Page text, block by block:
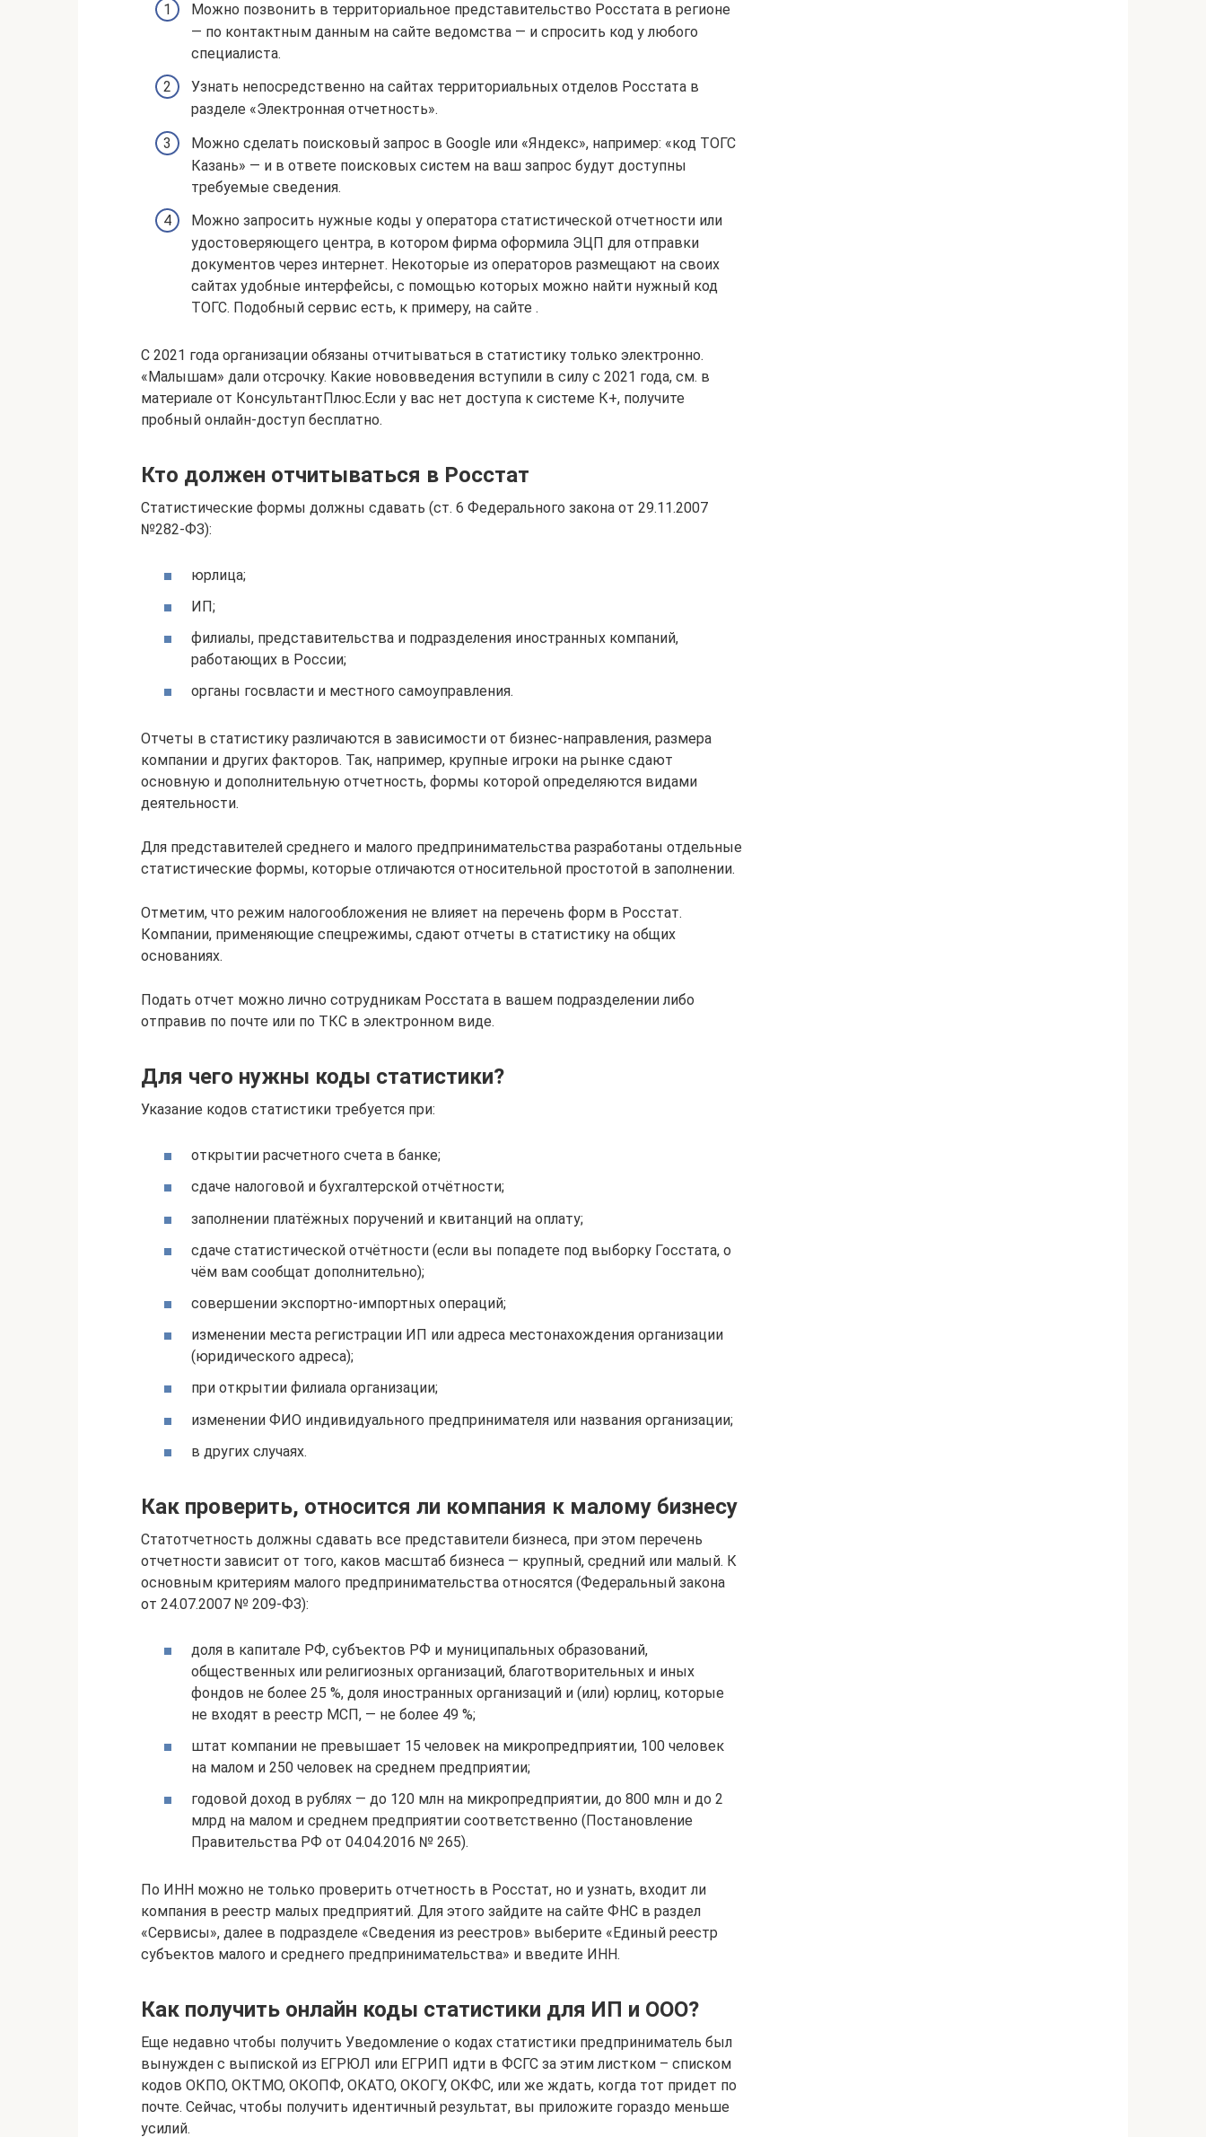
Можно позвонить в территориальное представительство Росстата в регионе
— по контактным данным на сайте ведомства — и спросить код у любого
специалиста.
Узнать непосредственно на сайтах территориальных отделов Росстата в
разделе «Электронная отчетность».
Можно сделать поисковый запрос в Google или «Яндекс», например: «код ТОГС
Казань» — и в ответе поисковых систем на ваш запрос будут доступны
требуемые сведения.
Можно запросить нужные коды у оператора статистической отчетности или
удостоверяющего центра, в котором фирма оформила ЭЦП для отправки
документов через интернет. Некоторые из операторов размещают на своих
сайтах удобные интерфейсы, с помощью которых можно найти нужный код
ТОГС. Подобный сервис есть, к примеру, на сайте .
С 2021 года организации обязаны отчитываться в статистику только электронно.
«Малышам» дали отсрочку. Какие нововведения вступили в силу с 2021 года, см. в
материале от КонсультантПлюс.Если у вас нет доступа к системе К+, получите
пробный онлайн-доступ бесплатно.
Кто должен отчитываться в Росстат
Статистические формы должны сдавать (ст. 6 Федерального закона от 29.11.2007
№282-ФЗ):
юрлица;
ИП;
филиалы, представительства и подразделения иностранных компаний,
работающих в России;
органы госвласти и местного самоуправления.
Отчеты в статистику различаются в зависимости от бизнес-направления, размера
компании и других факторов. Так, например, крупные игроки на рынке сдают
основную и дополнительную отчетность, формы которой определяются видами
деятельности.
Для представителей среднего и малого предпринимательства разработаны отдельные
статистические формы, которые отличаются относительной простотой в заполнении.
Отметим, что режим налогообложения не влияет на перечень форм в Росстат.
Компании, применяющие спецрежимы, сдают отчеты в статистику на общих
основаниях.
Подать отчет можно лично сотрудникам Росстата в вашем подразделении либо
отправив по почте или по ТКС в электронном виде.
Для чего нужны коды статистики?
Указание кодов статистики требуется при:
открытии расчетного счета в банке;
сдаче налоговой и бухгалтерской отчётности;
заполнении платёжных поручений и квитанций на оплату;
сдаче статистической отчётности (если вы попадете под выборку Госстата, о
чём вам сообщат дополнительно);
совершении экспортно-импортных операций;
изменении места регистрации ИП или адреса местонахождения организации
(юридического адреса);
при открытии филиала организации;
изменении ФИО индивидуального предпринимателя или названия организации;
в других случаях.
Как проверить, относится ли компания к малому бизнесу
Статотчетность должны сдавать все представители бизнеса, при этом перечень
отчетности зависит от того, каков масштаб бизнеса — крупный, средний или малый. К
основным критериям малого предпринимательства относятся (Федеральный закона
от 24.07.2007 № 209-ФЗ):
доля в капитале РФ, субъектов РФ и муниципальных образований,
общественных или религиозных организаций, благотворительных и иных
фондов не более 25 %, доля иностранных организаций и (или) юрлиц, которые
не входят в реестр МСП, — не более 49 %;
штат компании не превышает 15 человек на микропредприятии, 100 человек
на малом и 250 человек на среднем предприятии;
годовой доход в рублях — до 120 млн на микропредприятии, до 800 млн и до 2
млрд на малом и среднем предприятии соответственно (Постановление
Правительства РФ от 04.04.2016 № 265).
По ИНН можно не только проверить отчетность в Росстат, но и узнать, входит ли
компания в реестр малых предприятий. Для этого зайдите на сайте ФНС в раздел
«Сервисы», далее в подразделе «Сведения из реестров» выберите «Единый реестр
субъектов малого и среднего предпринимательства» и введите ИНН.
Как получить онлайн коды статистики для ИП и ООО?
Еще недавно чтобы получить Уведомление о кодах статистики предприниматель был
вынужден с выпиской из ЕГРЮЛ или ЕГРИП идти в ФСГС за этим листком – списком
кодов ОКПО, ОКТМО, ОКОПФ, ОКАТО, ОКОГУ, ОКФС, или же ждать, когда тот придет по
почте. Сейчас, чтобы получить идентичный результат, вы приложите гораздо меньше
усилий.